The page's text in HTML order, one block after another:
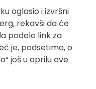
oglasio i izvršni
rekavši da će
podele link za
je, podsetimo, o
još u aprilu ove